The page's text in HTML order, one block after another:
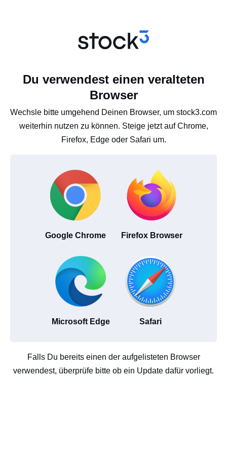
Du verwendest einen veralteten
Browser
Wechsle bitte umgehend Deinen Browser, um stock3.com
weiterhin nutzen zu können. Steige jetzt auf Chrome,
Firefox, Edge oder Safari um.
Google Chrome Firefox Browser
Microsoft Edge Safari
Falls Du bereits einen der aufgelisteten Browser
verwendest, überprüfe bitte ob ein Update dafür vorliegt.